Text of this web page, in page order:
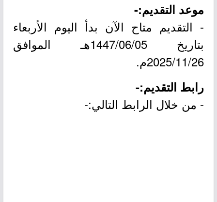
موعد التقديم:-
- التقديم متاح الآن بدأ اليوم الأربعاء
بتاريخ 1447/06/05هـ الموافق
2025/11/26م.
رابط التقديم:-
- من خلال الرابط التالي:-